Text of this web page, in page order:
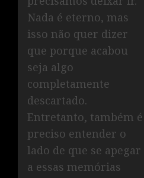
Nada é eterno, mas
isso não quer dizer
que porque acabou
seja algo
completamente
descartado.
Entretanto, também é
preciso entender o
lado de que se apegar
a essas memórias